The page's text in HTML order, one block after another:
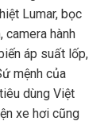
Lumar, bọc
camera hành
áp suất lốp,
mệnh của
dùng Việt
xe hơi cũng